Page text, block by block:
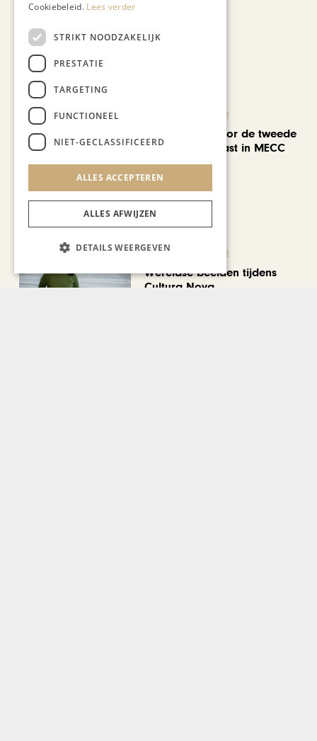
Recent nieuws
KUNST & CULTUUR
EuropArtFair voor de tweede
keer op rij te gast in MECC
Maastricht
KUNST & CULTUUR
Wereldse beelden tijdens
Cultura Nova
Cookiebeleid. Lees verder
STRIKT NOODZAKELIJK
PRESTATIE
TARGETING
FUNCTIONEEL
NIET-GECLASSIFICEERD
ALLES ACCEPTEREN
ALLES AFWIJZEN
DETAILS WEERGEVEN